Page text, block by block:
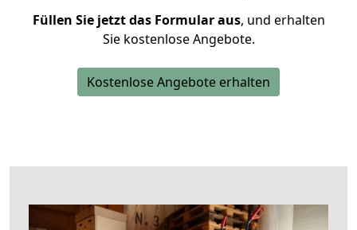
Füllen Sie jetzt das Formular aus, und erhalten
Sie kostenlose Angebote.
Kostenlose Angebote erhalten